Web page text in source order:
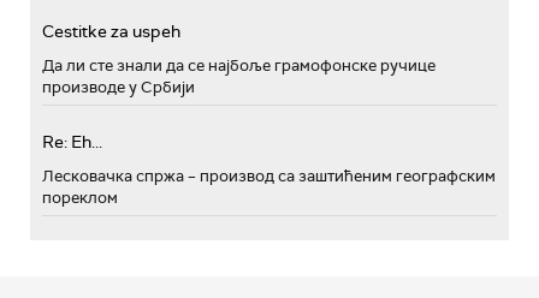
Cestitke za uspeh
Да ли сте знали да се најбоље грамофонске ручице
производе у Србији
Re: Eh...
Лесковачка спржа – производ са заштићеним географским
пореклом